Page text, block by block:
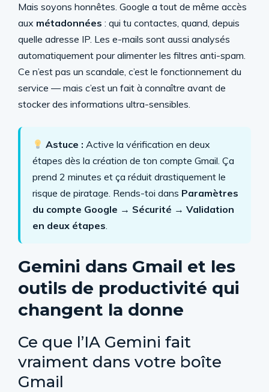
Mais soyons honnêtes. Google a tout de même accès
aux métadonnées : qui tu contactes, quand, depuis
quelle adresse IP. Les e-mails sont aussi analysés
automatiquement pour alimenter les filtres anti-spam.
Ce n’est pas un scandale, c’est le fonctionnement du
service — mais c’est un fait à connaître avant de
stocker des informations ultra-sensibles.
Astuce : Active la vérification en deux
étapes dès la création de ton compte Gmail. Ça
prend 2 minutes et ça réduit drastiquement le
risque de piratage. Rends-toi dans Paramètres
du compte Google → Sécurité → Validation
en deux étapes.
Gemini dans Gmail et les
outils de productivité qui
changent la donne
Ce que l’IA Gemini fait
vraiment dans votre boîte
Gmail